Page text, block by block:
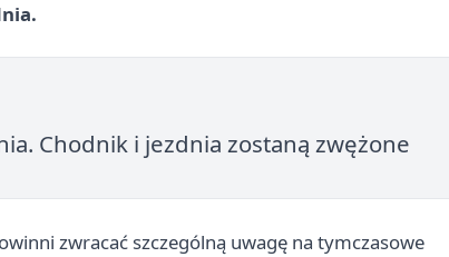
Chodnik i jezdnia zostaną zwężone
zwracać szczególną uwagę na tymczasowe